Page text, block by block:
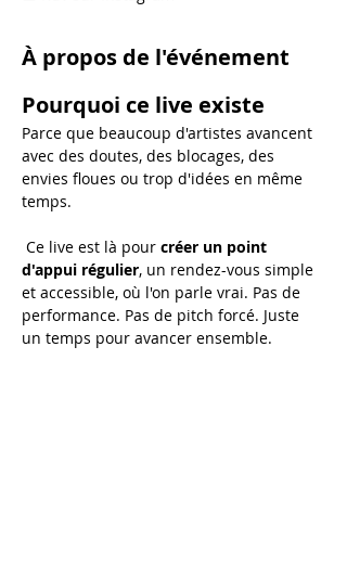
À propos de l'événement
Pourquoi ce live existe
Parce que beaucoup d'artistes avancent
avec des doutes, des blocages, des
envies floues ou trop d'idées en même
temps.
Ce live est là pour créer un point
d'appui régulier, un rendez-vous simple
et accessible, où l'on parle vrai. Pas de
performance. Pas de pitch forcé. Juste
un temps pour avancer ensemble.